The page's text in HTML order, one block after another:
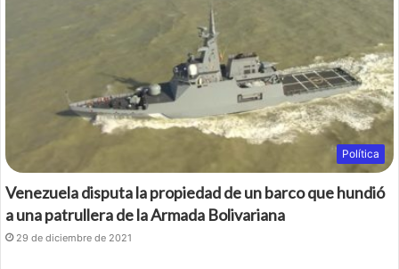
Política
Venezuela disputa la propiedad de un barco que hundió
a una patrullera de la Armada Bolivariana
29 de diciembre de 2021